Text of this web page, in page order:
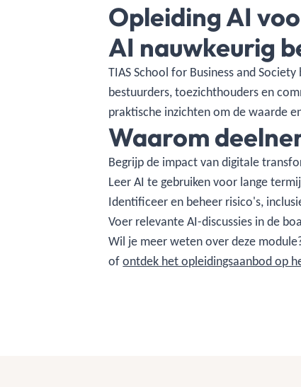
Opleiding AI
AI nauwkeurig
TIAS School for Business and
bestuurders, toezichthouders en
praktische inzichten om de waarde
Waarom
Begrijp de impact van digitale
Leer AI te gebruiken voor lange
Identificeer en beheer risico's,
Voer relevante AI-discussies in de
Wil je meer weten over deze
ofontdek het opleidingsaanbod op